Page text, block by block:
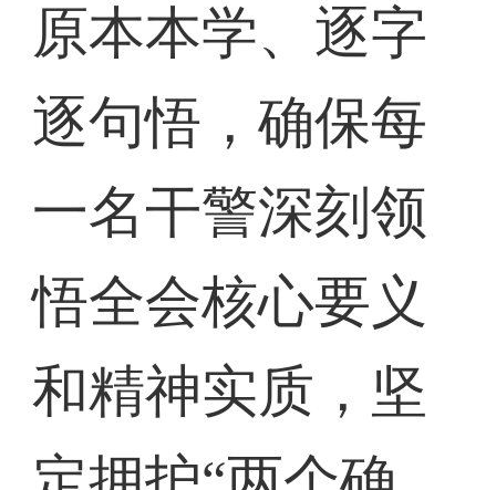
原本本学、逐字
逐句悟，确保每
一名干警深刻领
悟全会核心要义
和精神实质，坚